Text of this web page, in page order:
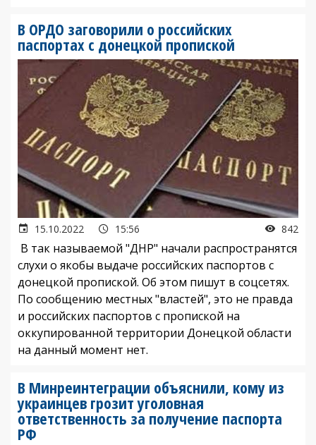
В ОРДО заговорили о российских
паспортах с донецкой пропиской
15.10.2022 15:56 842
В так называемой "ДНР" начали распространятся
слухи о якобы выдаче российских паспортов с
донецкой пропиской. Об этом пишут в соцсетях.
По сообщению местных "властей", это не правда
и российских паспортов с пропиской на
оккупированной территории Донецкой области
на данный момент нет.
В Минреинтеграции объяснили, кому из
украинцев грозит уголовная
ответственность за получение паспорта
РФ